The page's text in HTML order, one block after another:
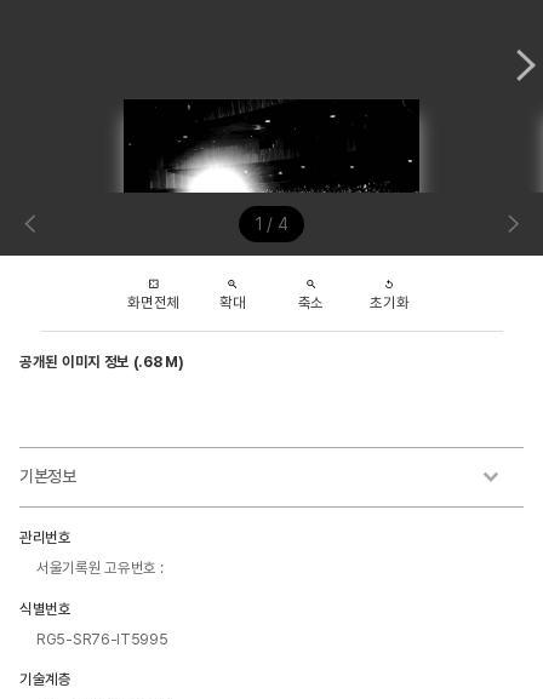
1 / 4
화면전체 확대 축소 초기화
공개된 이미지 정보 (.68 M)
기본정보
관리번호
서울기록원 고유번호 :
식별번호
RG5-SR76-IT5995
기술계층